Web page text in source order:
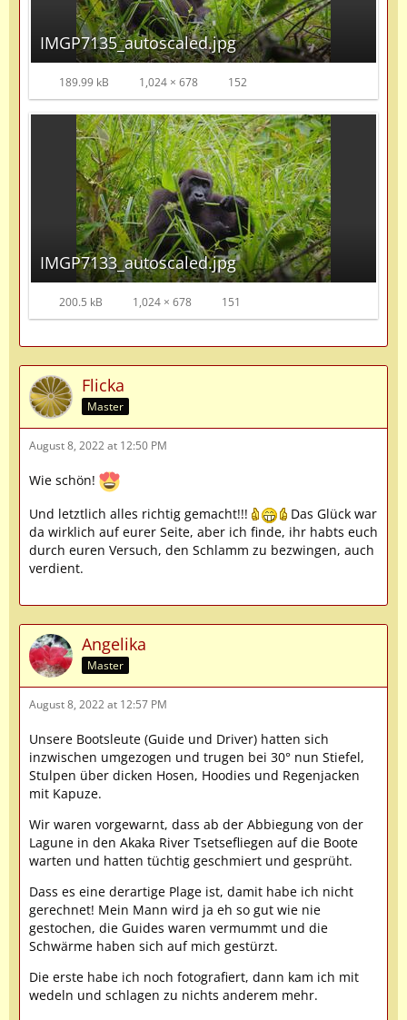
IMGP7135_autoscaled.jpg
189.99 kB 1,024 × 678 152
IMGP7133_autoscaled.jpg
200.5 kB 1,024 × 678 151
Flicka
Master
August 8, 2022 at 12:50 PM
Wie schön!
Und letztlich alles richtig gemacht!!!
Das Glück war
da wirklich auf eurer Seite, aber ich finde, ihr habts euch
durch euren Versuch, den Schlamm zu bezwingen, auch
verdient.
Angelika
Master
August 8, 2022 at 12:57 PM
Unsere Bootsleute (Guide und Driver) hatten sich
inzwischen umgezogen und trugen bei 30° nun Stiefel,
Stulpen über dicken Hosen, Hoodies und Regenjacken
mit Kapuze.
Wir waren vorgewarnt, dass ab der Abbiegung von der
Lagune in den Akaka River Tsetsefliegen auf die Boote
warten und hatten tüchtig geschmiert und gesprüht.
Dass es eine derartige Plage ist, damit habe ich nicht
gerechnet! Mein Mann wird ja eh so gut wie nie
gestochen, die Guides waren vermummt und die
Schwärme haben sich auf mich gestürzt.
Die erste habe ich noch fotografiert, dann kam ich mit
wedeln und schlagen zu nichts anderem mehr.